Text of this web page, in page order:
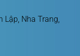
Lập, Nha Trang,